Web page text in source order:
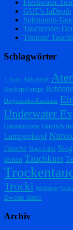
Freshwater-
GUE's InDepth
Sidemount-
Tauchrevier
Thomas'
Schlagwörter
1. Stufe Akkutank
Backup-Lampe
Doppelender-Karabiner
Underwater
Halsmanschette Handschuhe
Lampenkopf Nitrox
Flasche Stage-Label
lernen Tauchkurs
Trocki Werkzeug
Zweite Stufe
Archiv